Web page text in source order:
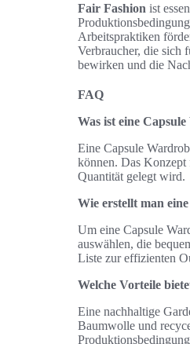
Fair Fashion ist
Arbeitspraktiken
Verbraucher, die sich
bewirken und die
FAQ
Was ist eine
Eine Capsule
können. Das Konzept
Quantität gelegt wird.
Wie erstellt man
Um eine Capsule
auswählen, die
Liste zur effizienten
Welche Vorteile
Eine nachhaltige
Baumwolle und